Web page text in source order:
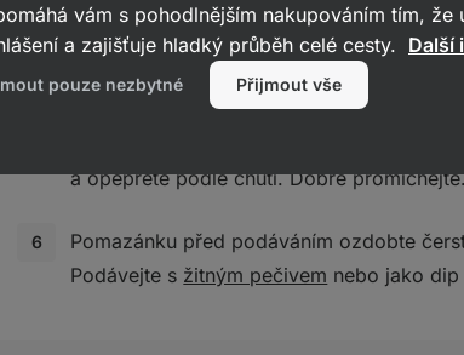
společně s restovanou cibulí a česnekem
přidat trochu vody nebo olivového oleje
požadované krémovější konzistence.
a opepřete podle chuti. Dobře
Pomazánku před podáváním ozdobte
Podávejte s žitným pečivem nebo jako dip
vám s pohodlnějším nakupováním tím, že
a zajišťuje hladký průběh celé cesty. Další
pouze nezbytné Přijmout vše